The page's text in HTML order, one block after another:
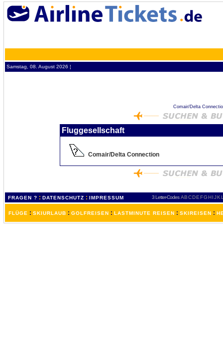
Samstag, 08. August 2026 ¦
Comair/Delta
Fluggesellschaft
Comair/Delta Connection
FRAGEN ? : DATENSCHUTZ : IMPRESSUM 3 Letter-Codes ABCDEFGH IJKL
FLÜGE : SKIURLAUB : GOLFREISEN : LASTMINUTE REISEN : SKIREISEN :